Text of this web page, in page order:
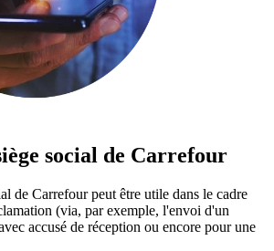
social de Carrefour
de Carrefour peut être utile dans le cadre
(via, par exemple, l'envoi d'un
accusé de réception ou encore pour une